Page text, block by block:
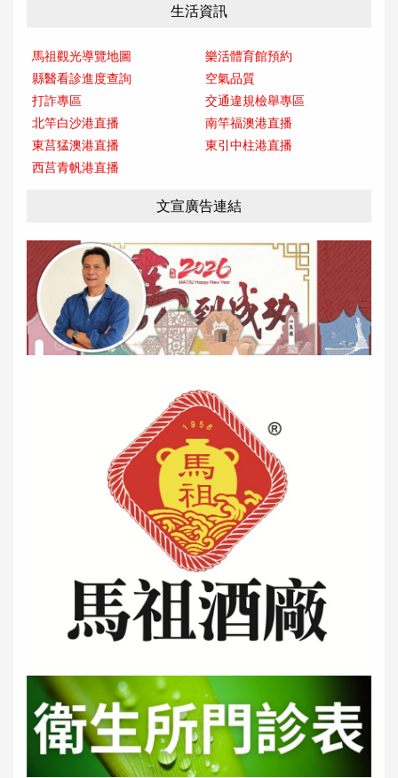
生活資訊
馬祖觀光導覽地圖
樂活體育館預約
縣醫看診進度查詢
空氣品質
打詐專區
交通違規檢舉專區
北竿白沙港直播
南竿福澳港直播
東莒猛澳港直播
東引中柱港直播
西莒青帆港直播
文宣廣告連結